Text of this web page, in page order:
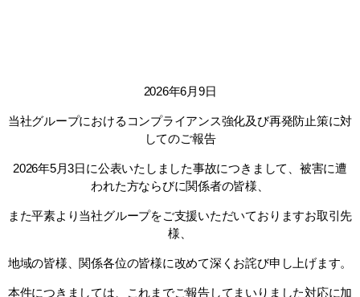
2026年6月9日
当社グループにおけるコンプライアンス強化及び再発防止策に対
してのご報告
2026年5月3日に公表いたしました事故につきまして、被害に遭
われた方ならびに関係者の皆様、
また平素より当社グループをご支援いただいておりますお取引先
様、
地域の皆様、関係各位の皆様に改めて深くお詫び申し上げます。
本件につきましては、これまでご報告してまいりました対応に加